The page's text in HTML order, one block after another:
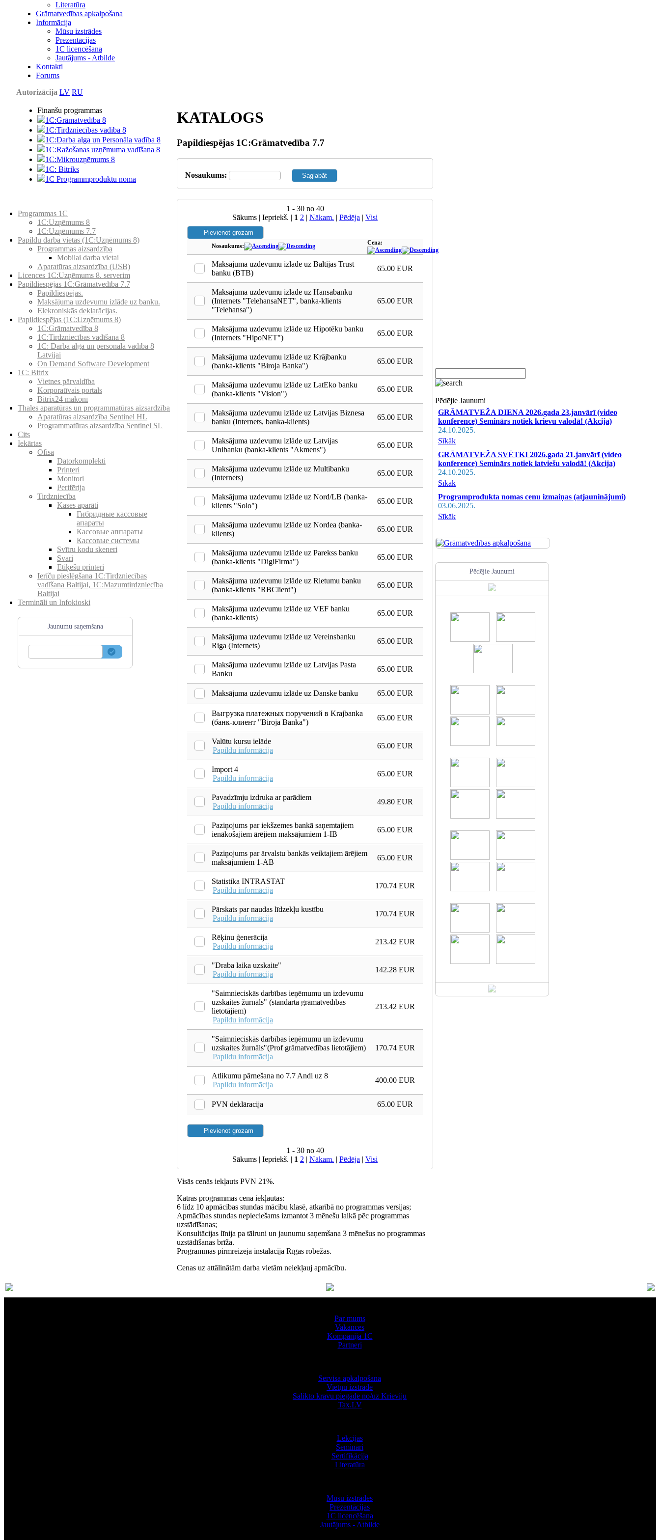
Literatūra
Grāmatvedības apkalpošana
Informācija
Mūsu izstrādes
Prezentācijas
1С licencēšana
Jautājums - Atbilde
Kontakti
Forums
Autorizācija LV RU
Finanšu programmas
1C:Grāmatvedība 8
1C:Tirdzniecības vadība 8
1C:Darba alga un Personāla vadība 8
1C:Ražošanas uzņēmuma vadīšana 8
1С:Мikrouzņēmums 8
1C: Bitriks
1C Programmproduktu noma
Programmas 1C
1C:Uzņēmums 8
1C:Uzņēmums 7.7
Papildu darba vietas (1C:Uzņēmums 8)
Programmas aizsardzība
Mobilai darba vietai
Aparatūras aizsardzība (USB)
Licences 1C:Uzņēmums 8. serverim
Papildiespējas 1C:Grāmatvedība 7.7
Papildiespējas.
Maksājuma uzdevumu izlāde uz banku.
Elekroniskās deklarācijas.
Papildiespējas (1C:Uzņēmums 8)
1C:Grāmatvedība 8
1C:Tirdzniecības vadīšana 8
1С: Darba alga un personāla vadība 8
Latvijai
On Demand Software Development
1C: Bitrix
Vietnes pārvaldība
Korporatīvais portals
Bitrix24 mākonī
Thales aparatūras un programmatūras aizsardzība
Aparatūras aizsardzība Sentinel HL
Programmatūras aizsardzība Sentinel SL
Cits
Iekārtas
Ofisa
Datorkomplekti
Printeri
Monitori
Perifērija
Tirdzniecība
Kases aparāti
Гибридные кассовые
апараты
Кассовые аппараты
Кассовые системы
Svītru kodu skeneri
Svari
Etiķešu printeri
Ierīču pieslēgšana 1C:Tirdzniecības
vadīšana Baltijai, 1C:Mazumtirdzniecība
Baltijai
Termināli un Infokioski
Jaunumu saņemšana
KATALOGS
Papildiespējas 1C:Grāmatvedība 7.7
Nosaukums:
1 - 30 no 40
Sākums | Iepriekš. | 1 2 | Nākam. | Pēdēja | Visi
Nosaukums: Cena:
Maksājuma uzdevumu izlāde uz Baltijas Trust
banku (BTB)
65.00 EUR
Maksājuma uzdevumu izlāde uz Hansabanku
(Internets "TelehansaNET", banka-klients
"Telehansa")
65.00 EUR
Maksājuma uzdevumu izlāde uz Hipotēku banku
(Internets "HipoNET")
65.00 EUR
Maksājuma uzdevumu izlāde uz Krājbanku
(banka-klients "Biroja Banka")
65.00 EUR
Maksājuma uzdevumu izlāde uz LatEko banku
(banka-klients "Vision")
65.00 EUR
Maksājuma uzdevumu izlāde uz Latvijas Biznesa
banku (Internets, banka-klients)
65.00 EUR
Maksājuma uzdevumu izlāde uz Latvijas
Unibanku (banka-klients "Akmens")
65.00 EUR
Maksājuma uzdevumu izlāde uz Multibanku
(Internets)
65.00 EUR
Maksājuma uzdevumu izlāde uz Nord/LB (banka-
klients "Solo")
65.00 EUR
Maksājuma uzdevumu izlāde uz Nordea (banka-
klients)
65.00 EUR
Maksājuma uzdevumu izlāde uz Parekss banku
(banka-klients "DigiFirma")
65.00 EUR
Maksājuma uzdevumu izlāde uz Rietumu banku
(banka-klients "RBClient")
65.00 EUR
Maksājuma uzdevumu izlāde uz VEF banku
(banka-klients)
65.00 EUR
Maksājuma uzdevumu izlāde uz Vereinsbanku
Riga (Internets)
65.00 EUR
Maksājuma uzdevumu izlāde uz Latvijas Pasta
Banku
65.00 EUR
Maksājuma uzdevumu izlāde uz Danske banku 65.00 EUR
Выгрузка платежных поручений в Krajbanka
(банк-клиент "Biroja Banka")
65.00 EUR
Valūtu kursu ielāde
Papildu informācija
65.00 EUR
Import 4
Papildu informācija
65.00 EUR
Pavadzīmju izdruka ar parādiem
Papildu informācija
49.80 EUR
Paziņojums par iekšzemes bankā saņemtajiem
ienākošajiem ārējiem maksājumiem 1-IB
65.00 EUR
Paziņojums par ārvalstu bankās veiktajiem ārējiem
maksājumiem 1-AB
65.00 EUR
Statistika INTRASTAT
Papildu informācija
170.74 EUR
Pārskats par naudas līdzekļu kustību
Papildu informācija
170.74 EUR
Rēķinu ģenerācija
Papildu informācija
213.42 EUR
"Draba laika uzskaite"
Papildu informācija
142.28 EUR
"Saimnieciskās darbības ieņēmumu un izdevumu
uzskaites žurnāls" (standarta grāmatvedības
lietotājiem)
Papildu informācija
213.42 EUR
"Saimnieciskās darbības ieņēmumu un izdevumu
uzskaites žurnāls"(Prof grāmatvedības lietotājiem)
Papildu informācija
170.74 EUR
Atlikumu pārnešana no 7.7 Andi uz 8
Papildu informācija
400.00 EUR
PVN deklāracija 65.00 EUR
1 - 30 no 40
Sākums | Iepriekš. | 1 2 | Nākam. | Pēdēja | Visi
Visās cenās iekļauts PVN 21%.
Katras programmas cenā iekļautas:
6 līdz 10 apmācības stundas mācību klasē, atkarībā no programmas versijas;
Apmācības stundas nepieciešams izmantot 3 mēnešu laikā pēc programmas
uzstādīšanas;
Konsultācijas līnija pa tālruni un jaunumu saņemšana 3 mēnešus no programmas
uzstādīšanas brīža.
Programmas pirmreizējā instalācija Rīgas robežās.
Cenas uz attālinātām darba vietām neiekļauj apmācību.
Pēdējie Jaunumi
GRĀMATVEŽA DIENA 2026.gada 23.janvārī (video
konference) Seminārs notiek krievu valodā! (Akcija)
24.10.2025.
Sīkāk
GRĀMATVEŽA SVĒTKI 2026.gada 21.janvārī (video
konference) Seminārs notiek latviešu valodā! (Akcija)
24.10.2025.
Sīkāk
Programprodukta nomas cenu izmaiņas (atjauninājumi)
03.06.2025.
Sīkāk
Pēdējie Jaunumi
Par mums
Vakances
Kompānija 1С
Partneri
Servisa apkalpošana
Vietņu izstrāde
Salikto kravu piegāde no/uz Krieviju
Tax.LV
Lekcijas
Semināri
Sertifikācija
Literatūra
Mūsu izstrādes
Prezentācijas
1С licencēšana
Jautājums - Atbilde